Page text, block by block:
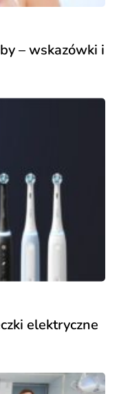
– wskazówki i
elektryczne